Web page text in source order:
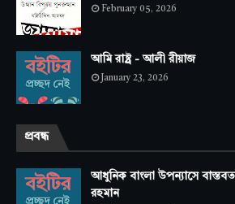
February 05, 2026
আমি রাষ্ট্র - আলী রীয়াজ
January 23, 2026
প্রবন্ধ
আধুনিক বাংলা উপন্যাসে
রহমান